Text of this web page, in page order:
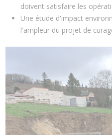
doivent satisfaire les
Une étude d'impact
l'ampleur du projet de